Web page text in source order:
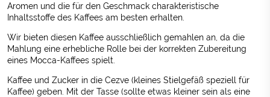
Aromen und die für den Geschmack charakteristische
Inhaltsstoffe des Kaffees am besten erhalten.
Wir bieten diesen Kaffee ausschließlich gemahlen an, da die
Mahlung eine erhebliche Rolle bei der korrekten Zubereitung
eines Mocca-Kaffees spielt.
Kaffee und Zucker in die Cezve (kleines Stielgefäß speziell für
Kaffee) geben. Mit der Tasse (sollte etwas kleiner sein als eine